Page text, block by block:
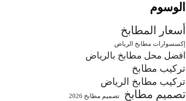
الوسوم
أسعار المطابخ
إكسسوارات مطابخ الرياض
افضل محل مطابخ بالرياض
تركيب مطابخ
تركيب مطابخ الرياض
تصميم مطابخ تصميم مطابخ 2026